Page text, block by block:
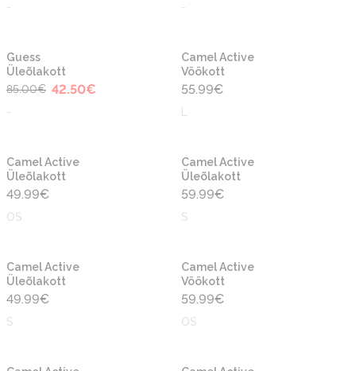
- -
Guess
Üleõlakott
85.00€ 42.50€
-
Camel Active
Vöökott
55.99€
Camel Active
Üleõlakott
49.99€
OS
Camel Active
Üleõlakott
59.99€
S
Camel Active
Üleõlakott
49.99€
S
Camel Active
Vöökott
59.99€
OS